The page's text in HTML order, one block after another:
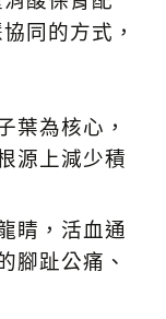
同的方式，
葉為核心，
源上減少積
睛，活血通
腳趾公痛、